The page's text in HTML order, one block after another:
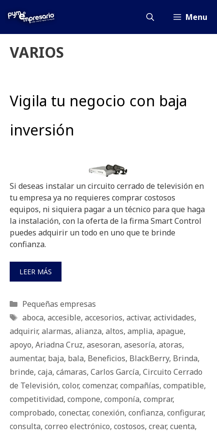
Menu
VARIOS
Vigila tu negocio con baja
inversión
Si deseas instalar un circuito cerrado de televisión en
tu empresa ya no requieres comprar costosos
equipos, ni siquiera pagar a un técnico para que haga
la instalación, con la oferta de la firma Smart Control
puedes adquirir un todo en uno que te brinde
confianza.
LEER MÁS
Categorías
Pequeñas empresas
Etiquetas
aboca, accesible, accesorios, activar, actividades,
adquirir, alarmas, alianza, altos, amplia, apague,
apoyo, Ariadna Cruz, asesoran, asesoría, atoras,
aumentar, baja, bala, Beneficios, BlackBerry, Brinda,
brinde, caja, cámaras, Carlos García, Circuito Cerrado
de Televisión, color, comenzar, compañías, compatible,
competitividad, compone, componía, comprar,
comprobado, conectar, conexión, confianza, configurar,
consulta, correo electrónico, costosos, crear, cuenta,